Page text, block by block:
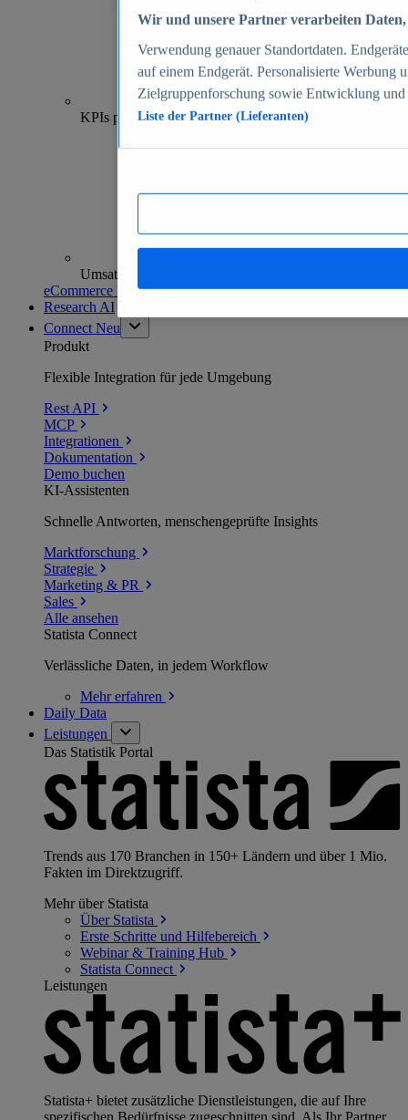
70+
KPIs pro Shop
Umsatzanalysen und -prognosen
eCommerce Insights entdecken
Research AI
Connect Neu
Produkt
Flexible Integration für jede Umgebung
Rest API
MCP
Integrationen
Dokumentation
Demo buchen
KI-Assistenten
Schnelle Antworten, menschengeprüfte Insights
Marktforschung
Strategie
Marketing & PR
Sales
Alle ansehen
Statista Connect
Verlässliche Daten, in jedem Workflow
Mehrerfahren
Daily Data
Leistungen
Das Statistik Portal
Trends aus 170 Branchen in 150+ Ländern und über 1 Mio.
Fakten im Direktzugriff.
Mehr über Statista
Über Statista
Erste Schritte und Hilfebereich
Webinar & Training Hub
Statista Connect
Leistungen
Statista+ bietet zusätzliche Dienstleistungen, die auf Ihre
spezifischen Bedürfnisse zugeschnitten sind. Als Ihr Partner
Wir und unsere Partner verarbeiten
Verwendung genauer Standortdaten.
auf einem Endgerät. Personalisierte Werbung
Zielgruppenforschung sowie Entwicklung
Liste der Partner (Lieferanten)